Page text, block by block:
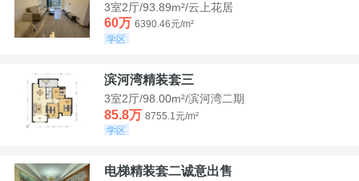
3室2厅/93.89m²/云上花居
60万 6390.46元/m²
学区
滨河湾精装套三
3室2厅/98.00m²/滨河湾二期
85.8万 8755.1元/m²
学区
电梯精装套二诚意出售